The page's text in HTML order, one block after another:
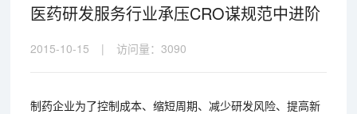
医药研发服务行业承压CRO谋规范中进阶
2015-10-15 | 访问量：3090
制药企业为了控制成本、缩短周期、减少研发风险、提高新